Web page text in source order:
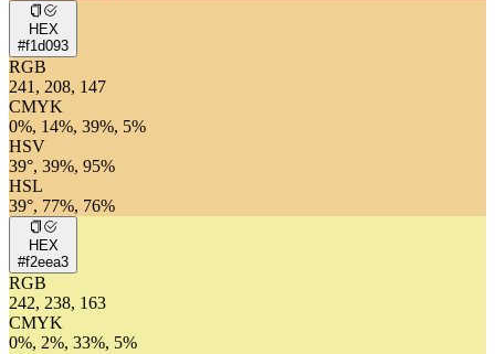
HEX
#f1d093
RGB
241, 208, 147
CMYK
0%, 14%, 39%, 5%
HSV
39°, 39%, 95%
HSL
39°, 77%, 76%
HEX
#f2eea3
RGB
242, 238, 163
CMYK
0%, 2%, 33%, 5%